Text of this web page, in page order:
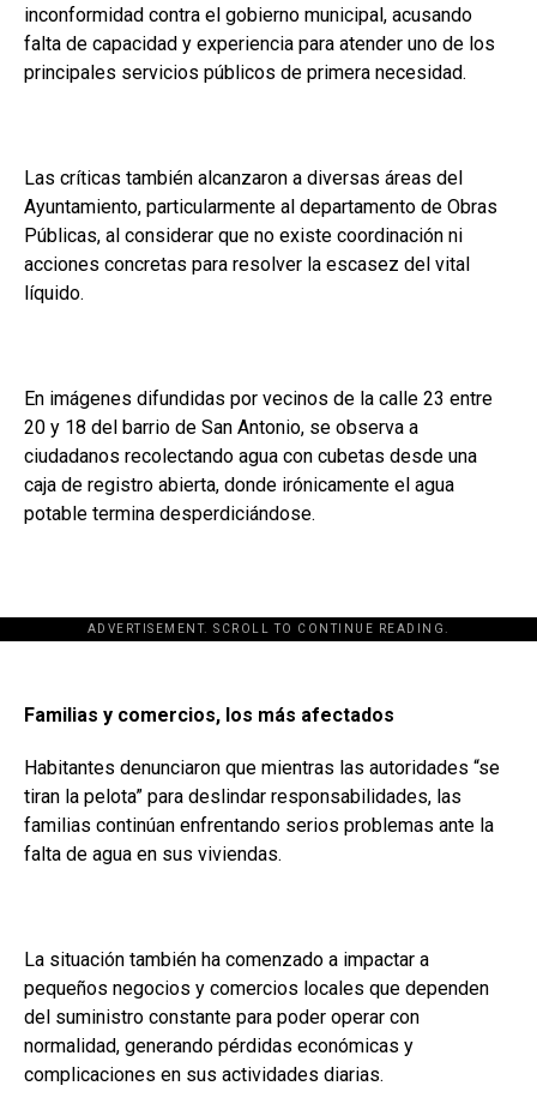
inconformidad contra el gobierno municipal, acusando
falta de capacidad y experiencia para atender uno de los
principales servicios públicos de primera necesidad.
Las críticas también alcanzaron a diversas áreas del
Ayuntamiento, particularmente al departamento de Obras
Públicas, al considerar que no existe coordinación ni
acciones concretas para resolver la escasez del vital
líquido.
En imágenes difundidas por vecinos de la calle 23 entre
20 y 18 del barrio de San Antonio, se observa a
ciudadanos recolectando agua con cubetas desde una
caja de registro abierta, donde irónicamente el agua
potable termina desperdiciándose.
ADVERTISEMENT. SCROLL TO CONTINUE READING.
Familias y comercios, los más afectados
Habitantes denunciaron que mientras las autoridades “se
tiran la pelota” para deslindar responsabilidades, las
familias continúan enfrentando serios problemas ante la
falta de agua en sus viviendas.
La situación también ha comenzado a impactar a
pequeños negocios y comercios locales que dependen
del suministro constante para poder operar con
normalidad, generando pérdidas económicas y
complicaciones en sus actividades diarias.